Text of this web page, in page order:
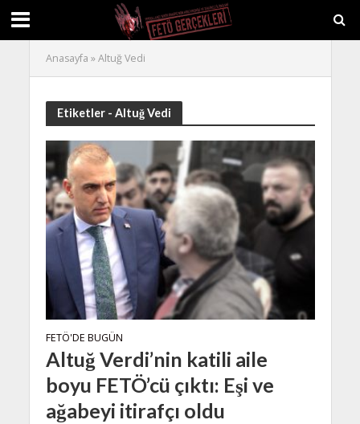
Anasayfa »Altuğ Vedi
Etiketler - Altuğ Vedi
FETÖ'DE BUGÜN
Altuğ Verdi’nin katili aile
boyu FETÖ’cü çıktı: Eşi ve
ağabeyi itirafçı oldu